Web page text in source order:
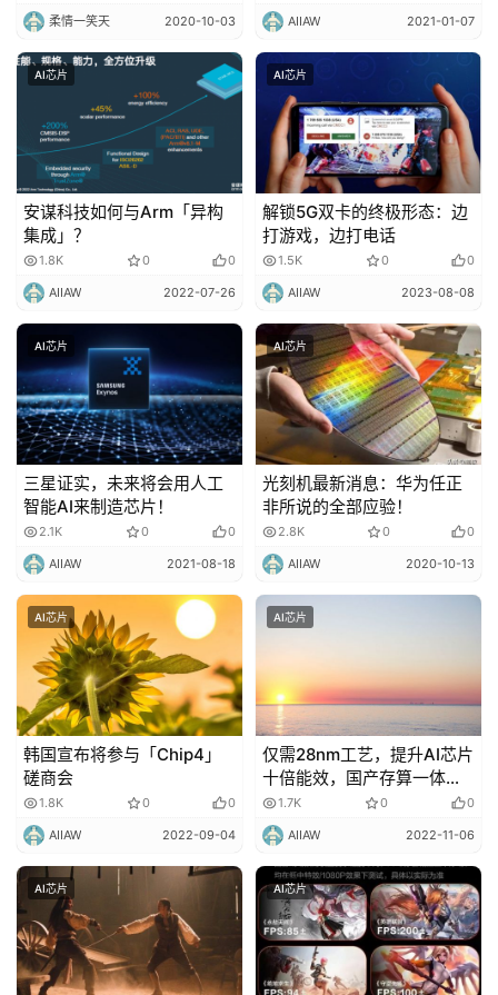
柔情一笑天 2020-10-03 AIIAW 2021-01-07
AI芯片
安谋科技如何与Arm「异构
集成」？
1.8K 0 0
AIIAW 2022-07-26
AI芯片
解锁5G双卡的终极形态：边
打游戏，边打电话
1.5K 0 0
AIIAW 2023-08-08
AI芯片
三星证实，未来将会用人工
智能AI来制造芯片！
2.1K 0 0
AIIAW 2021-08-18
AI芯片
光刻机最新消息：华为任正
非所说的全部应验！
2.8K 0 0
AIIAW 2020-10-13
AI芯片
韩国宣布将参与「Chip4」
磋商会
1.8K 0 0
AIIAW 2022-09-04
AI芯片
仅需28nm工艺，提升AI芯片
十倍能效，国产存算一体
「超速前进」
1.7K 0 0
AIIAW 2022-11-06
AI芯片 AI芯片